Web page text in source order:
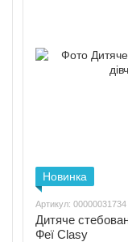
Новинка
Артикул: 00000031734
Дитяче
Феї Clasy